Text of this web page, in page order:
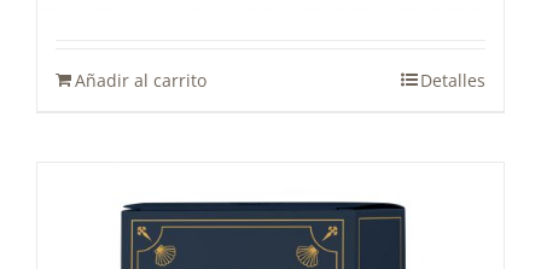
Añadir al carrito Detalles